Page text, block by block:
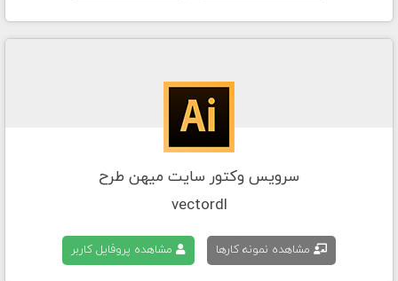
سرویس وکتور سایت میهن طرح
vectordl
مشاهده نمونه کارها مشاهده پروفایل کاربر